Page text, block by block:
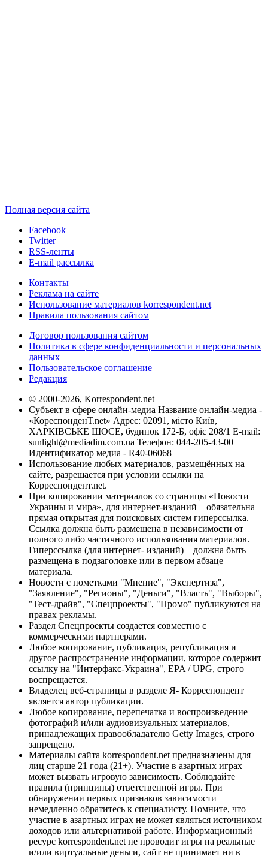
Полная версия сайта
Facebook
Twitter
RSS-ленты
E-mail рассылка
Контакты
Реклама на сайте
Использование материалов korrespondent.net
Правила пользования сайтом
Договор пользования сайтом
Политика в сфере конфиденциальности и персональных
данных
Пользовательское соглашение
Редакция
© 2000-2026, Korrespondent.net
Субъект в сфере онлайн-медиа Название онлайн-медиа -
«КореспонденТ.net» Адрес: 02091, місто Київ,
ХАРКІВСЬКЕ ШОСЕ, будинок 172-Б, офіс 208/1 E-mail:
sunlight@mediadim.com.ua Телефон: 044-205-43-00
Идентификатор медиа - R40-06068
Использование любых материалов, размещённых на
сайте, разрешается при условии ссылки на
Корреспондент.net.
При копировании материалов со страницы «Новости
Украины и мира», для интернет-изданий – обязательна
прямая открытая для поисковых систем гиперссылка.
Ссылка должна быть размещена в независимости от
полного либо частичного использования материалов.
Гиперссылка (для интернет- изданий) – должна быть
размещена в подзаголовке или в первом абзаце
материала.
Новости с пометками "Мнение", "Экспертиза",
"Заявление", "Регионы", "Деньги", "Власть", "Выборы",
"Тест-драйв", "Спецпроекты", "Промо" публикуются на
правах рекламы.
Раздел Спецпроекты создается совместно с
коммерческими партнерами.
Любое копирование, публикация, републикация и
другое распространение информации, которое содержит
ссылку на "Интерфакс-Украина", EPA / UPG, строго
воспрещается.
Владелец веб-страницы в разделе Я- Корреспондент
является автор публикации.
Любое копирование, перепечатка и воспроизведение
фотографий и/или аудиовизуальных материалов,
принадлежащих правообладателю Getty Images, строго
запрещено.
Материалы сайта korrespondent.net предназначены для
лиц старше 21 года (21+). Участие в азартных играх
может вызвать игровую зависимость. Соблюдайте
правила (принципы) ответственной игры. При
обнаружении первых признаков зависимости
немедленно обратитесь к специалисту. Помните, что
участие в азартных играх не может являться источником
доходов или альтернативой работе. Информационный
ресурс korrespondent.net не проводит игры на реальные
и/или виртуальные деньги, сайт не принимает ни в